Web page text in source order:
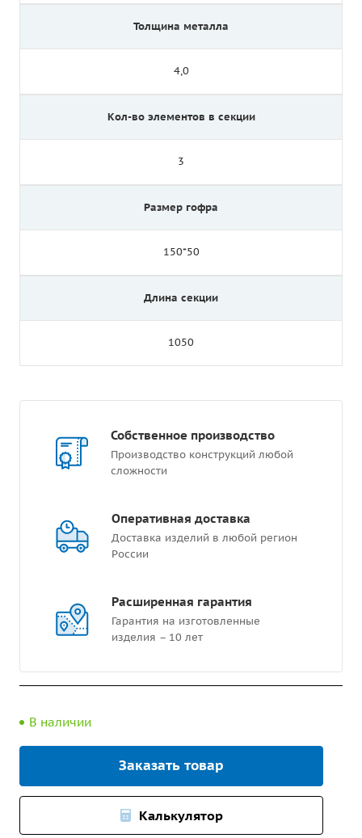
Толщина металла
4,0
Кол-во элементов в секции
3
Размер гофра
150*50
Длина секции
1050
Собственное производство
Производство конструкций любой
сложности
Оперативная доставка
Доставка изделий в любой регион
России
Расширенная гарантия
Гарантия на изготовленные
изделия – 10 лет
В наличии
Заказать товар
Калькулятор